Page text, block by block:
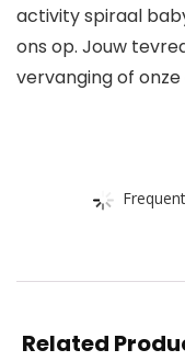
activity spiraal
ons op. Jouw
vervanging of
Related